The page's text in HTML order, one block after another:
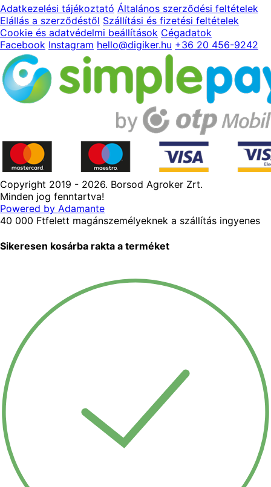
Adatkezelési tájékoztató Általános szerződési feltételek
Elállás a szerződéstől Szállítási és fizetési feltételek
Cookie és adatvédelmi beállítások Cégadatok
Facebook Instagram hello@digiker.hu +36 20 456-9242
Copyright 2019 - 2026. Borsod Agroker Zrt.
Minden jog fenntartva!
Powered by Adamante
40 000 Ftfelett magánszemélyeknek a szállítás ingyenes
Sikeresen kosárba rakta a terméket